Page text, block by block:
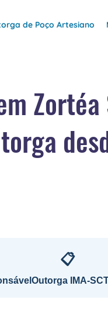
de Poço Artesiano
📋
Outorga IMA-SC